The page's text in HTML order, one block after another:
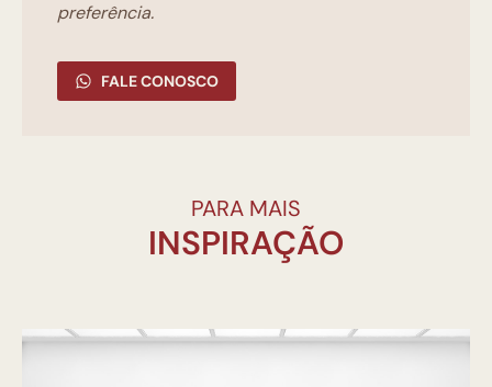
preferência.
FALE CONOSCO
PARA MAIS
INSPIRAÇÃO